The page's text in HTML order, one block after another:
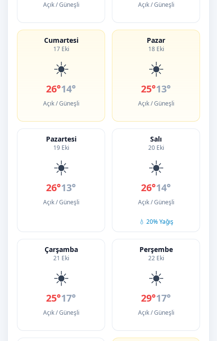
Açık / Güneşli Açık / Güneşli
Cumartesi
17 Eki
☀️
26°14°
Açık / Güneşli
Pazar
18 Eki
☀️
25°13°
Açık / Güneşli
Pazartesi
19 Eki
☀️
26°13°
Açık / Güneşli
Salı
20 Eki
☀️
26°14°
Açık / Güneşli
💧 20% Yağış
Çarşamba
21 Eki
☀️
25°17°
Açık / Güneşli
Perşembe
22 Eki
☀️
29°17°
Açık / Güneşli